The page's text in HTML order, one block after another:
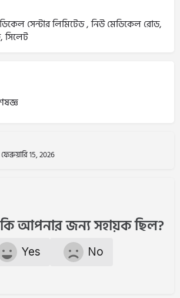
সেন্টার লিমিটেড , নিউ মেডিকেল রোড,
সিলেট
15, 2026
আপনার জন্য সহায়ক ছিল?
Yes No